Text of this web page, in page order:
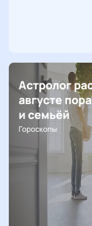
Астролог
августе
и семьёй
Гороскопы